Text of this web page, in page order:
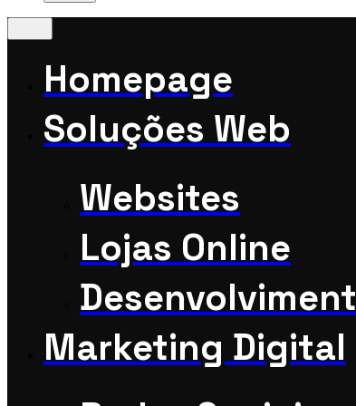
Homepage
Soluções Web
Websites
Lojas Online
Marketing Digital